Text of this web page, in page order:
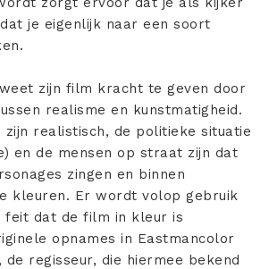
je eigenlijk naar een soort
zijn film kracht te geven door
realisme en kunstmatigheid.
zijn realistisch, de politieke situatie
en de mensen op straat zijn dat
zingen en binnen
kleuren. Er wordt volop gebruik
feit dat de film in kleur is
opnames in Eastmancolor
de regisseur, die hiermee bekend